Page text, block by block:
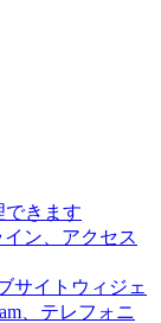
できます
ン、アクセス
サイトウィジェ
、テレフォニ